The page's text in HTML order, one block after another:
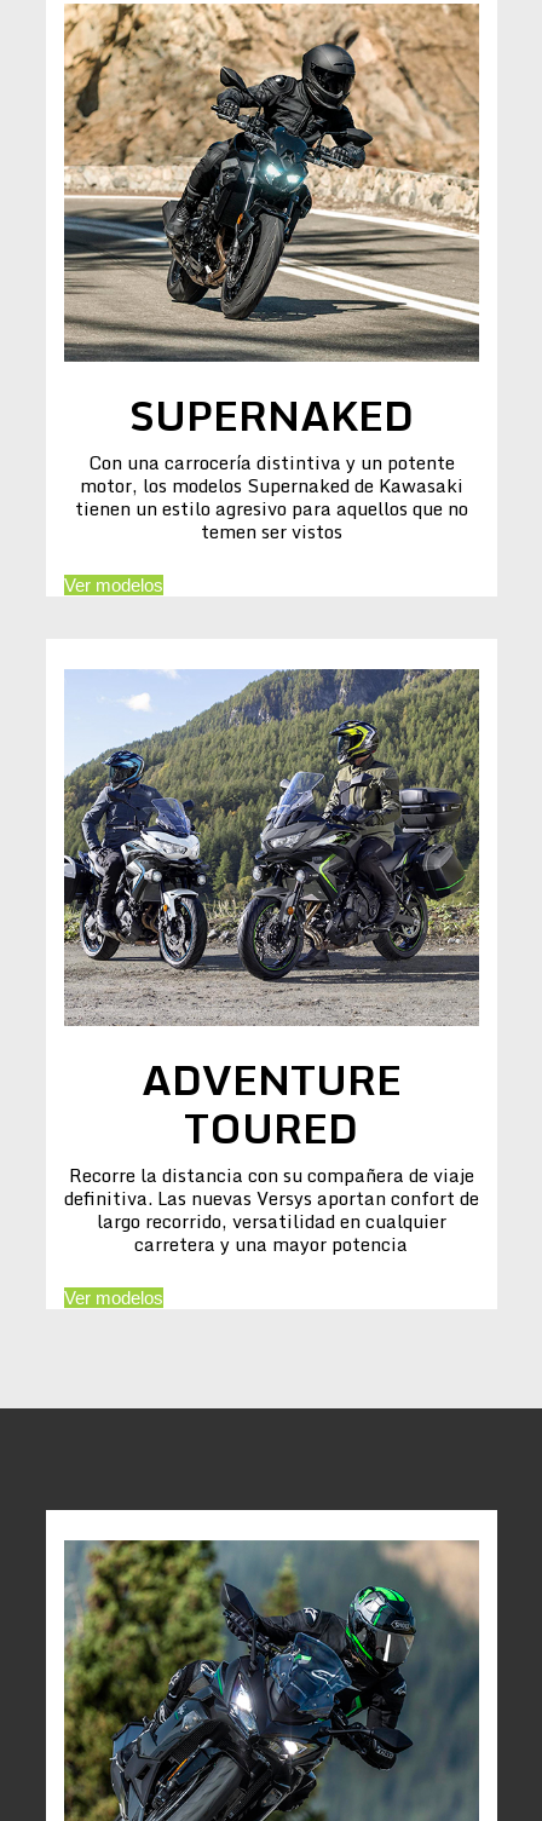
SUPERNAKED
Con una carrocería distintiva y un potente
motor, los modelos Supernaked de Kawasaki
tienen un estilo agresivo para aquellos que no
temen ser vistos
Ver modelos
ADVENTURE
TOURED
Recorre la distancia con su compañera de viaje
definitiva. Las nuevas Versys aportan confort de
largo recorrido, versatilidad en cualquier
carretera y una mayor potencia
Ver modelos